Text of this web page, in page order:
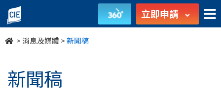
undefined 立即申請
>消息及媒體 >新聞稿
新聞稿